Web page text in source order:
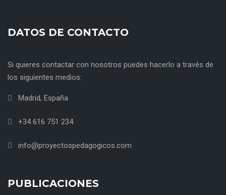
DATOS DE CONTACTO
Si quieres contactar con nosotros puedes hacerlo a través de
los siguientes medios:
Madrid, España
+34 616 751 234
info@proyectospedagogicos.com
PUBLICACIONES